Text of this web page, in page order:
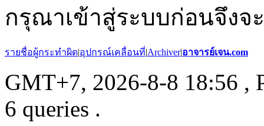
กรุณาเข้าสู่ระบบก่อนจึงจ
รายชื่อผู้กระทำผิด|อุปกรณ์เคลื่อนที่|Archiver|อาจารย์เจน.com
GMT+7, 2026-8-8 18:56 ,
6 queries .